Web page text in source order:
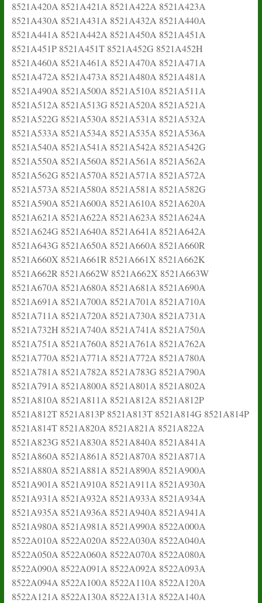
8521A420A 8521A421A 8521A422A 8521A423A
8521A430A 8521A431A 8521A432A 8521A440A
8521A441A 8521A442A 8521A450A 8521A451A
8521A451P 8521A451T 8521A452G 8521A452H
8521A460A 8521A461A 8521A470A 8521A471A
8521A472A 8521A473A 8521A480A 8521A481A
8521A490A 8521A500A 8521A510A 8521A511A
8521A512A 8521A513G 8521A520A 8521A521A
8521A522G 8521A530A 8521A531A 8521A532A
8521A533A 8521A534A 8521A535A 8521A536A
8521A540A 8521A541A 8521A542A 8521A542G
8521A550A 8521A560A 8521A561A 8521A562A
8521A562G 8521A570A 8521A571A 8521A572A
8521A573A 8521A580A 8521A581A 8521A582G
8521A590A 8521A600A 8521A610A 8521A620A
8521A621A 8521A622A 8521A623A 8521A624A
8521A624G 8521A640A 8521A641A 8521A642A
8521A643G 8521A650A 8521A660A 8521A660R
8521A660X 8521A661R 8521A661X 8521A662K
8521A662R 8521A662W 8521A662X 8521A663W
8521A670A 8521A680A 8521A681A 8521A690A
8521A691A 8521A700A 8521A701A 8521A710A
8521A711A 8521A720A 8521A730A 8521A731A
8521A732H 8521A740A 8521A741A 8521A750A
8521A751A 8521A760A 8521A761A 8521A762A
8521A770A 8521A771A 8521A772A 8521A780A
8521A781A 8521A782A 8521A783G 8521A790A
8521A791A 8521A800A 8521A801A 8521A802A
8521A810A 8521A811A 8521A812A 8521A812P
8521A812T 8521A813P 8521A813T 8521A814G 8521A814P
8521A814T 8521A820A 8521A821A 8521A822A
8521A823G 8521A830A 8521A840A 8521A841A
8521A860A 8521A861A 8521A870A 8521A871A
8521A880A 8521A881A 8521A890A 8521A900A
8521A901A 8521A910A 8521A911A 8521A930A
8521A931A 8521A932A 8521A933A 8521A934A
8521A935A 8521A936A 8521A940A 8521A941A
8521A980A 8521A981A 8521A990A 8522A000A
8522A010A 8522A020A 8522A030A 8522A040A
8522A050A 8522A060A 8522A070A 8522A080A
8522A090A 8522A091A 8522A092A 8522A093A
8522A094A 8522A100A 8522A110A 8522A120A
8522A121A 8522A130A 8522A131A 8522A140A